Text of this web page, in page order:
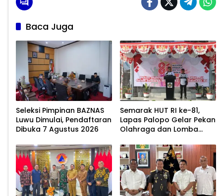
Baca Juga
Seleksi Pimpinan BAZNAS
Luwu Dimulai, Pendaftaran
Dibuka 7 Agustus 2026
Semarak HUT RI ke-81,
Lapas Palopo Gelar Pekan
Olahraga dan Lomba